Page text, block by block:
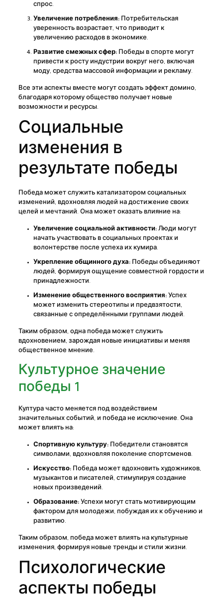
спрос.
Увеличение потребления:Потребительская
уверенность возрастает, что приводит к
увеличению расходов в экономике.
Развитие смежных сфер:Победы в спорте могут
привести к росту индустрии вокруг него, включая
моду, средства массовой информации и рекламу.
Все эти аспекты вместе могут создать эффект домино,
благодаря которому общество получает новые
возможности и ресурсы.
Социальные
изменения в
результате победы
Победа может служить катализатором социальных
изменений, вдохновляя людей на достижение своих
целей и мечтаний. Она может оказать влияние на:
Увеличение социальной активности:Люди могут
начать участвовать в социальных проектах и
волонтерстве после успеха их кумира.
Укрепление общинного духа:Победы объединяют
людей, формируя ощущение совместной гордости и
принадлежности.
Изменение общественного восприятия:Успех
может изменить стереотипы и предвзятости,
связанные с определёнными группами людей.
Таким образом, одна победа может служить
вдохновением, зарождая новые инициативы и меняя
общественное мнение.
Культурное значение
победы 1
Култура часто меняется под воздействием
значительных событий, и победа не исключение. Она
может влиять на:
Спортивную культуру:Победители становятся
символами, вдохновляя поколение спортсменов.
Искусство:Победа может вдохновить художников,
музыкантов и писателей, стимулируя создание
новых произведений.
Образование:Успехи могут стать мотивирующим
фактором для молодежи, побуждая их к обучению и
развитию.
Таким образом, победа может влиять на культурные
изменения, формируя новые тренды и стили жизни.
Психологические
аспекты победы